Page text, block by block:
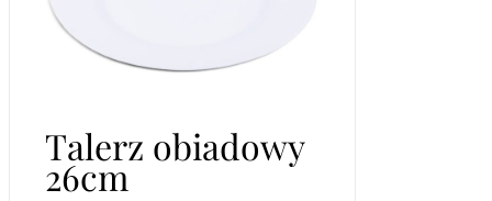
Talerz obiadowy
26cm